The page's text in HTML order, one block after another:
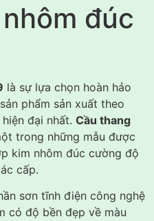
đúc
là sự lựa chọn hoàn hảo
phẩm sản xuất theo
đại nhất. Cầu thang
trong những mẫu được
kim nhôm đúc cường độ
cấp.
sơn tĩnh điện công nghệ
có độ bền đẹp về màu